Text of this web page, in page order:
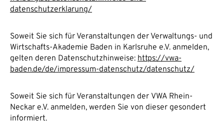
datenschutzerklarung/
Soweit Sie sich für Veranstaltungen der Verwaltungs- und
Wirtschafts-Akademie Baden in Karlsruhe e.V. anmelden,
gelten deren Datenschutzhinweise: https://vwa-
baden.de/de/impressum-datenschutz/datenschutz/
Soweit Sie sich für Veranstaltungen der VWA Rhein-
Neckar e.V. anmelden, werden Sie von dieser gesondert
informiert.